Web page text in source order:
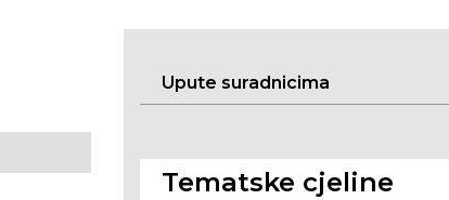
Upute suradnicima
Tematske cjeline